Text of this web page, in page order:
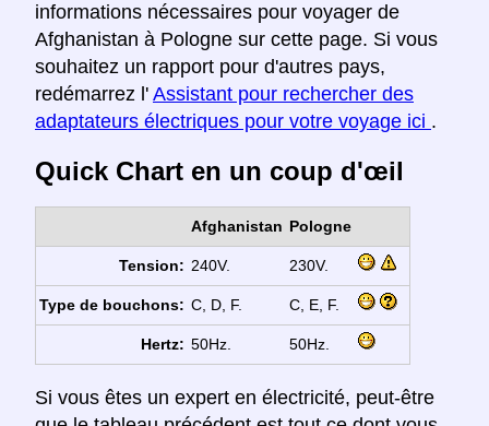
informations nécessaires pour voyager de
Afghanistan à Pologne sur cette page. Si vous
souhaitez un rapport pour d'autres pays,
redémarrez l' Assistant pour rechercher des
adaptateurs électriques pour votre voyage ici .
Quick Chart en un coup d'œil
Afghanistan Pologne
Tension: 240V. 230V.
Type de bouchons: C, D, F. C, E, F.
Hertz: 50Hz. 50Hz.
Si vous êtes un expert en électricité, peut-être